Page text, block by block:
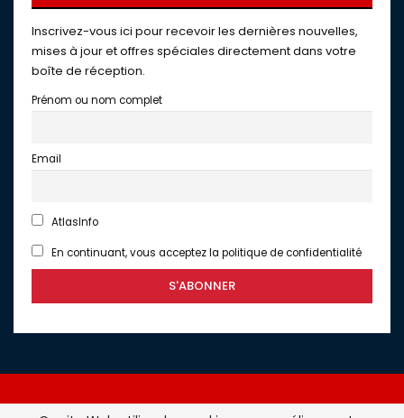
Inscrivez-vous ici pour recevoir les dernières nouvelles,
mises à jour et offres spéciales directement dans votre
boîte de réception.
Prénom ou nom complet
Email
AtlasInfo
En continuant, vous acceptez la politique de confidentialité